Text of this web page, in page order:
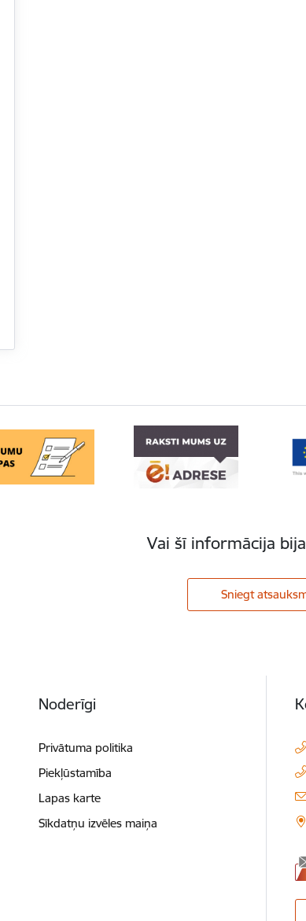
Vai šī informācija
Sniegt
Noderīgi
Privātuma politika
Piekļūstamība
Lapas karte
Sīkdatņu izvēles maiņa